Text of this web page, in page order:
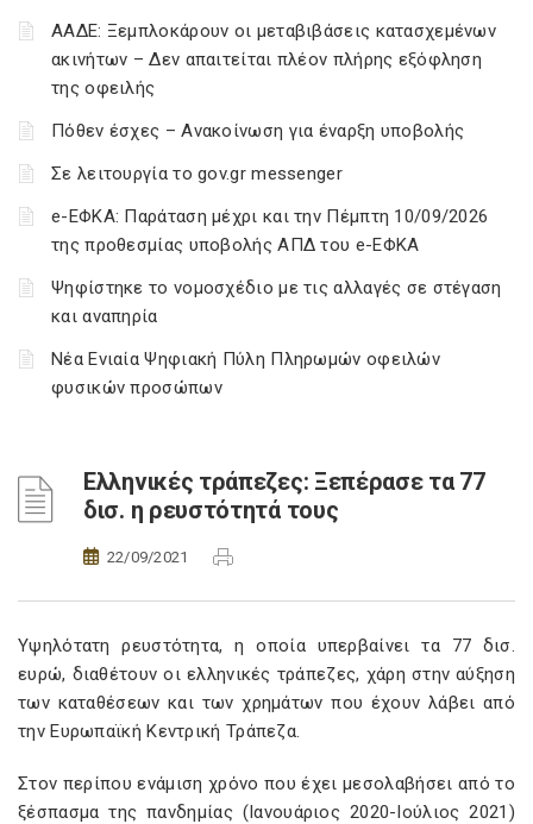
ΑΑΔΕ: Ξεμπλοκάρουν οι μεταβιβάσεις κατασχεμένων
ακινήτων – Δεν απαιτείται πλέον πλήρης εξόφληση
της οφειλής
Πόθεν έσχες – Ανακοίνωση για έναρξη υποβολής
Σε λειτουργία το gov.gr messenger
e-ΕΦΚΑ: Παράταση μέχρι και την Πέμπτη 10/09/2026
της προθεσμίας υποβολής ΑΠΔ του e-ΕΦΚΑ
Ψηφίστηκε το νομοσχέδιο με τις αλλαγές σε στέγαση
και αναπηρία
Νέα Ενιαία Ψηφιακή Πύλη Πληρωμών οφειλών
φυσικών προσώπων
Ελληνικές τράπεζες: Ξεπέρασε τα 77
δισ. η ρευστότητά τους
22/09/2021
Υψηλότατη ρευστότητα, η οποία υπερβαίνει τα 77 δισ.
ευρώ, διαθέτουν οι ελληνικές τράπεζες, χάρη στην αύξηση
των καταθέσεων και των χρημάτων που έχουν λάβει από
την Ευρωπαϊκή Κεντρική Τράπεζα.
Στον περίπου ενάμιση χρόνο που έχει μεσολαβήσει από το
ξέσπασμα της πανδημίας (Ιανουάριος 2020-Ιούλιος 2021)